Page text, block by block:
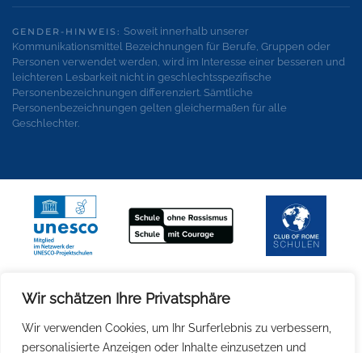
Wir schätzen Ihre Privatsphäre
Wir verwenden Cookies, um Ihr Surferlebnis zu verbessern,
personalisierte Anzeigen oder Inhalte einzusetzen und
GENDER-HINWEIS: Soweit innerhalb unserer
Kommunikationsmittel Bezeichnungen für Berufe, Gruppen oder
Personen verwendet werden, wird im Interesse einer besseren und
leichteren Lesbarkeit nicht in geschlechtsspezifische
Personenbezeichnungen differenziert. Sämtliche
Personenbezeichnungen gelten gleichermaßen für alle
Geschlechter.